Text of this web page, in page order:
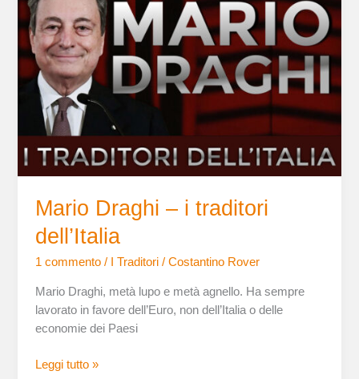
Mario Draghi – i traditori
dell’Italia
1 commento / I Traditori /Costantino Rover
Mario Draghi, metà lupo e metà agnello. Ha sempre
lavorato in favore dell’Euro, non dell’Italia o delle
economie dei Paesi
–
i
traditori
dell’Italia
Leggi tutto »